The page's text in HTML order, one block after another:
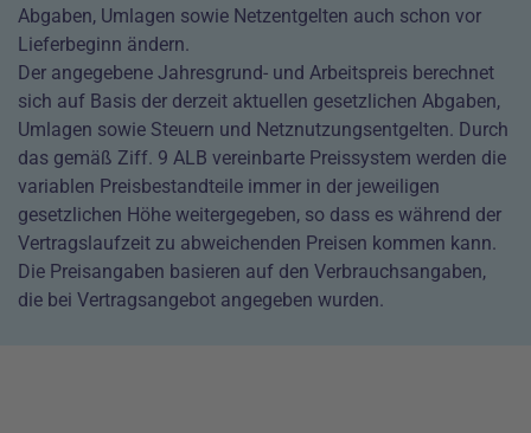
Abgaben, Umlagen sowie Netzentgelten auch schon vor
Lieferbeginn ändern.
Der angegebene Jahresgrund- und Arbeitspreis berechnet
sich auf Basis der derzeit aktuellen gesetzlichen Abgaben,
Umlagen sowie Steuern und Netznutzungsentgelten. Durch
das gemäß Ziff. 9 ALB vereinbarte Preissystem werden die
variablen Preisbestandteile immer in der jeweiligen
gesetzlichen Höhe weitergegeben, so dass es während der
Vertragslaufzeit zu abweichenden Preisen kommen kann.
Die Preisangaben basieren auf den Verbrauchsangaben,
die bei Vertragsangebot angegeben wurden.